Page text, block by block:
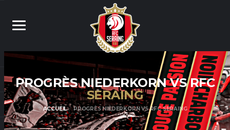
PROGRÈS NIEDERKORN VS RFC
SERAING
ACCUEIL PROGRÈS NIEDERKORN VS RFC SERAING